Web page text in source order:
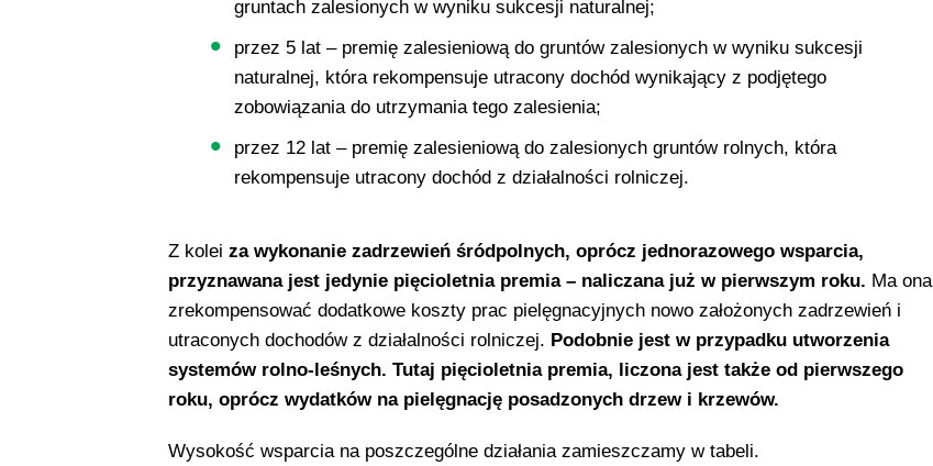
gruntach zalesionych w wyniku sukcesji naturalnej;
przez 5 lat – premię zalesieniową do gruntów zalesionych w wyniku sukcesji
naturalnej, która rekompensuje utracony dochód wynikający z podjętego
zobowiązania do utrzymania tego zalesienia;
przez 12 lat – premię zalesieniową do zalesionych gruntów rolnych, która
rekompensuje utracony dochód z działalności rolniczej.
Z kolei za wykonanie zadrzewień śródpolnych, oprócz jedno­razowego wsparcia,
przyznawana jest jedynie pięcioletnia premia – naliczana już w pierwszym roku. Ma ona
zrekompensować dodatkowe koszty prac pielęg­nacyjnych nowo założonych zadrzewień i
utraconych dochodów z działalności rolniczej. Podobnie jest w przypadku utworzenia
systemów rolno-leśnych. Tutaj pięcio­letnia premia, liczona jest także od pierwszego
roku, oprócz wydatków na pielęgnację posadzonych drzew i krzewów.
Wysokość wsparcia na poszczególne działania zamieszczamy w tabeli.